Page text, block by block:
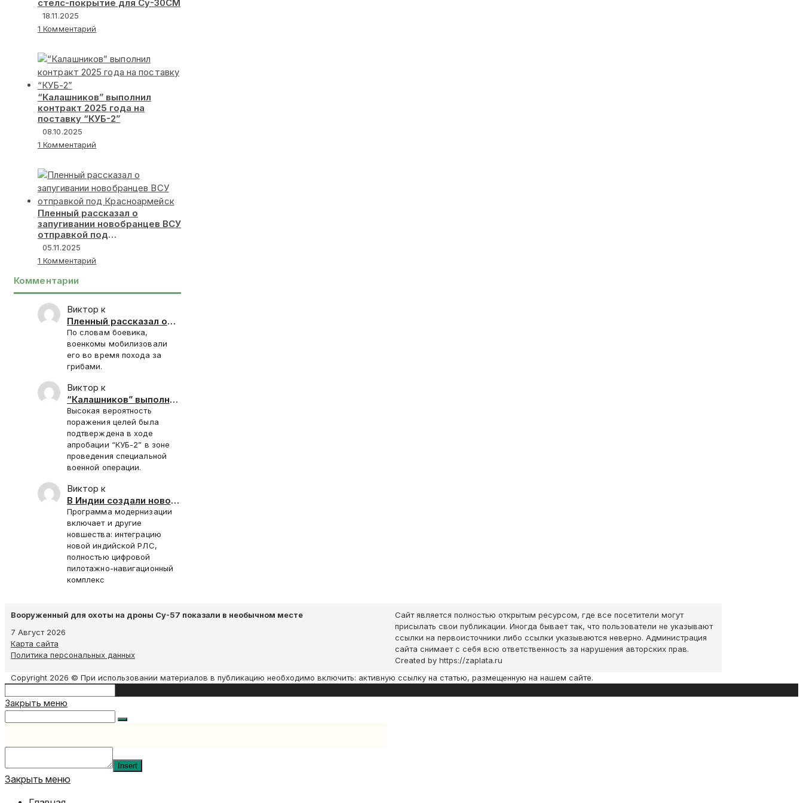
стелс-покрытие для Су-30СМ
18.11.2025
1 Комментарий
“Калашников” выполнил
контракт 2025 года на
поставку “КУБ-2”
08.10.2025
1 Комментарий
Пленный рассказал о
запугивании новобранцев ВСУ
отправкой под
Красноармейск
05.11.2025
1 Комментарий
Комментарии
Виктор к
Пленный рассказал о
запугивании
новобранцев ВСУ
отправкой под
Красноармейск
По словам боевика,
военкомы мобилизовали
его во время похода за
грибами.
Виктор к
“Калашников” выполнил
контракт 2025 года на
поставку “КУБ-2”
Высокая вероятность
поражения целей была
подтверждена в ходе
апробации “КУБ-2” в зоне
проведения специальной
военной операции.
Виктор к
В Индии создали новое
стелс-покрытие для
Су-30СМ
Программа модернизации
включает и другие
новшества: интеграцию
новой индийской РЛС,
полностью цифровой
пилотажно-навигационный
комплекс
Вооруженный для охоты на дроны Су-57 показали в необычном месте
7 Август 2026
Карта сайта
Политика персональных данных
Сайт является полностью открытым ресурсом, где все посетители могут
присылать свои публикации. Иногда бывает так, что пользователи не указывают
ссылки на первоисточники либо ссылки указываются неверно. Администрация
сайта снимает с себя всю ответственность за нарушения авторских прав.
Created by https://zaplata.ru
Copyright 2026 © При использовании материалов в публикацию необходимо включить: активную ссылку на статью, размещенную на нашем сайте.
this
Закрыть меню
Insert
Закрыть меню